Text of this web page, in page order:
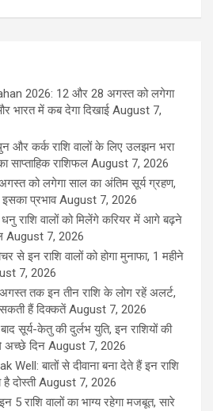
2026: 12 और 28 अगस्त को लगेगा
भारत में कब देगा दिखाई August 7,
और कर्क राशि वालों के लिए उलझन भरा
साप्ताहिक राशिफल August 7, 2026
को लगेगा साल का अंतिम सूर्य ग्रहण,
प्रभाव August 7, 2026
राशि वालों को मिलेंगे करियर में आगे बढ़ने
August 7, 2026
से इन राशि वालों को होगा मुनाफा, 1 महीने
7, 2026
तक इन तीन राशि के लोग रहें अलर्ट,
हैं दिक्कतें August 7, 2026
सूर्य-केतु की दुर्लभ युति, इन राशियों की
अच्छे दिन August 7, 2026
बातों से दीवाना बना देते हैं इन राशि
दोस्ती August 7, 2026
राशि वालों का भाग्य रहेगा मजबूत, सारे